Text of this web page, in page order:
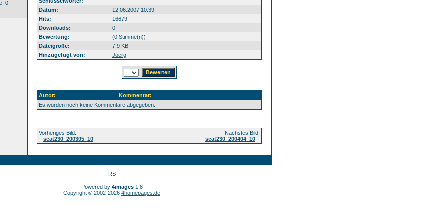
0
Datum:
12.06.2007 10:39
Hits:
16679
Downloads:
0
Bewertung:
(0 Stimme(n))
Dateigröße:
7.9 KB
Hinzugefügt von:
Joerg
Autor:
Kommentar:
Es wurden noch keine Kommentare abgegeben.
Vorheriges Bild:
seat230_200305_10
Nächstes Bild:
seat230_200404_10
Powered by 4images1.8
Copyright © 2002-2026 4homepages.de